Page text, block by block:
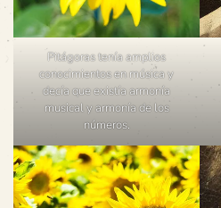
Pitágoras tenía amplios
conocimientos en música y
decía que existía armonía
musical y armonía de los
números.